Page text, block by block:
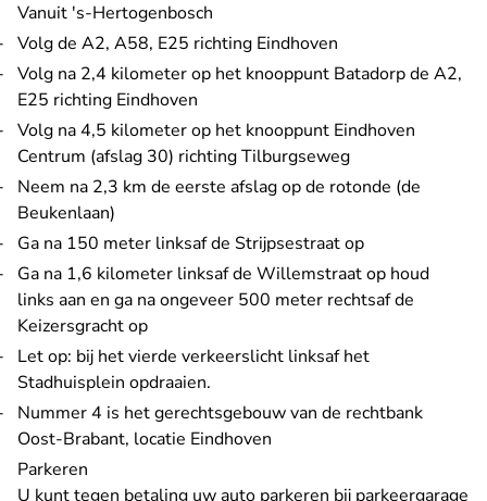
Vanuit 's-Hertogenbosch
Volg de A2, A58, E25 richting Eindhoven
Volg na 2,4 kilometer op het knooppunt Batadorp de A2,
E25 richting Eindhoven
Volg na 4,5 kilometer op het knooppunt Eindhoven
Centrum (afslag 30) richting Tilburgseweg
Neem na 2,3 km de eerste afslag op de rotonde (de
Beukenlaan)
Ga na 150 meter linksaf de Strijpsestraat op
Ga na 1,6 kilometer linksaf de Willemstraat op houd
links aan en ga na ongeveer 500 meter rechtsaf de
Keizersgracht op
Let op: bij het vierde verkeerslicht linksaf het
Stadhuisplein opdraaien.
Nummer 4 is het gerechtsgebouw van de rechtbank
Oost-Brabant, locatie Eindhoven
Parkeren
U kunt tegen betaling uw auto parkeren bij parkeergarage